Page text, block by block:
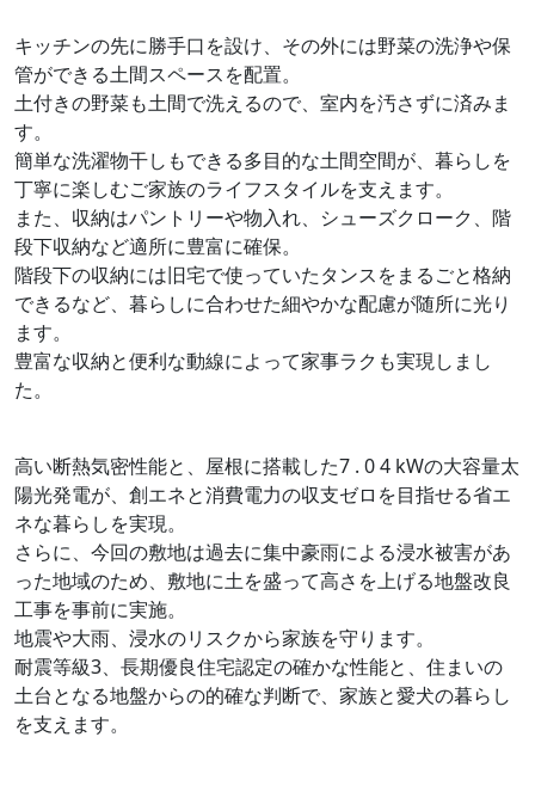
キッチンの先に勝手口を設け、その外には野菜の洗浄や保
管ができる土間スペースを配置。
土付きの野菜も土間で洗えるので、室内を汚さずに済みま
す。
簡単な洗濯物干しもできる多目的な土間空間が、暮らしを
丁寧に楽しむご家族のライフスタイルを支えます。
また、収納はパントリーや物入れ、シューズクローク、階
段下収納など適所に豊富に確保。
階段下の収納には旧宅で使っていたタンスをまるごと格納
できるなど、暮らしに合わせた細やかな配慮が随所に光り
ます。
豊富な収納と便利な動線によって家事ラクも実現しまし
た。
高い断熱気密性能と、屋根に搭載した7 . 0 4 kWの大容量太
陽光発電が、創エネと消費電力の収支ゼロを目指せる省エ
ネな暮らしを実現。
さらに、今回の敷地は過去に集中豪雨による浸水被害があ
った地域のため、敷地に土を盛って高さを上げる地盤改良
工事を事前に実施。
地震や大雨、浸水のリスクから家族を守ります。
耐震等級3、長期優良住宅認定の確かな性能と、住まいの
土台となる地盤からの的確な判断で、家族と愛犬の暮らし
を支えます。